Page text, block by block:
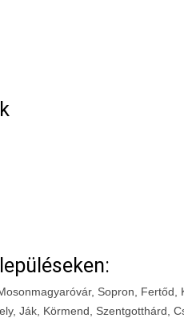
Sopron, Fertőd,
Ják, Körmend, Szentgotthárd,